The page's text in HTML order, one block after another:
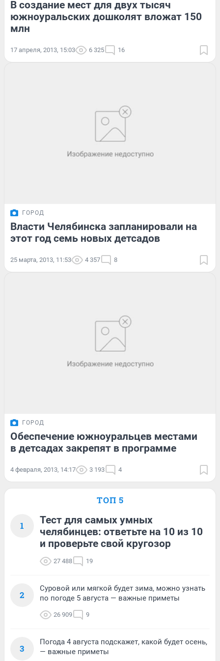
В создание мест для двух тысяч
южноуральских дошколят вложат 150
млн
17 апреля, 2013, 15:03 6 325 16
ГОРОД
Власти Челябинска запланировали на
этот год семь новых детсадов
25 марта, 2013, 11:53 4 357 8
ГОРОД
Обеспечение южноуральцев местами
в детсадах закрепят в программе
4 февраля, 2013, 14:17 3 193 4
ТОП 5
1
Тест для самых умных
челябинцев: ответьте на 10 из 10
и проверьте свой кругозор
27 488 19
2
Суровой или мягкой будет зима, можно узнать
по погоде 5 августа — важные приметы
26 909 9
3
Погода 4 августа подскажет, какой будет осень,
— важные приметы